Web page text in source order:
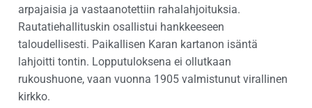
arpajaisia ja vastaanotettiin rahalahjoituksia.
Rautatiehallituskin osallistui hankkeeseen
taloudellisesti. Paikallisen Karan kartanon isäntä
lahjoitti tontin. Lopputuloksena ei ollutkaan
rukoushuone, vaan vuonna 1905 valmistunut virallinen
kirkko.